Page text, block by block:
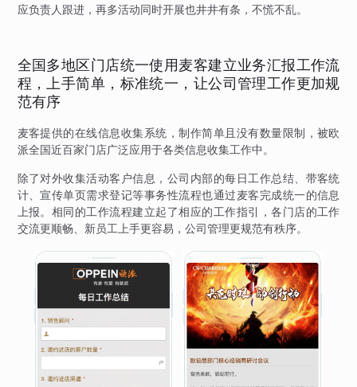
应负责人跟进，再多活动同时开展也井井有条，不慌不乱。
全国多地区门店统一使用麦客建立业务汇报工作流
程，上手简单，标准统一，让公司管理工作更加规
范有序
麦客提供的在线信息收集系统，制作简单且没有数量限制，被欧
派全国近百家门店广泛应用于各类信息收集工作中。
除了对外收集活动客户信息，公司内部的每日工作总结、带客统
计、宣传单页需求登记等事务性流程也通过麦客完成统一的信息
上报。相同的工作流程建立起了相应的工作指引，各门店的工作
交流更顺畅、新员工上手更容易，公司管理更规范有秩序。